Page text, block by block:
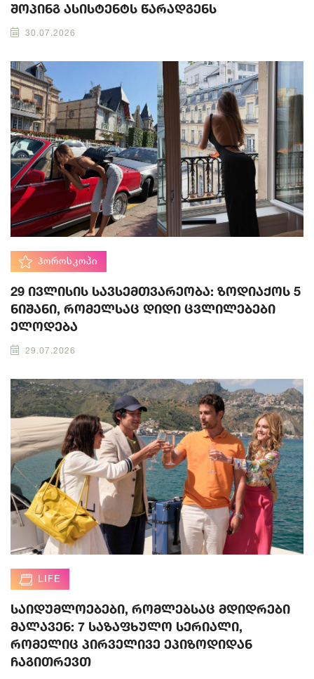
შოპინგ ასისტენტს წარადგენს
30.07.2026
ᲰᲝᲠᲝᲡᲙᲝᲞᲘ
29 ივლისის სავსემთვარეობა: ზოდიაქოს 5
ნიშანი, რომელსაც დიდი ცვლილებები
ელოდება
29.07.2026
LIFE
საიდუმლოებები, რომლებსაც მდიდრები
მალავენ: 7 საზაფხულო სერიალი,
რომელიც პირველივე ეპიზოდიდან
ჩაგითრევთ